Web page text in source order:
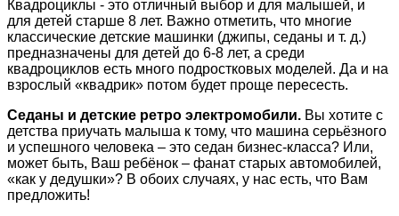
Квадроциклы - это отличный выбор и для малышей, и
для детей старше 8 лет. Важно отметить, что многие
классические детские машинки (джипы, седаны и т. д.)
предназначены для детей до 6-8 лет, а среди
квадроциклов есть много подростковых моделей. Да и на
взрослый «квадрик» потом будет проще пересесть.
Седаны и детские ретро электромобили. Вы хотите с
детства приучать малыша к тому, что машина серьёзного
и успешного человека – это седан бизнес-класса? Или,
может быть, Ваш ребёнок – фанат старых автомобилей,
«как у дедушки»? В обоих случаях, у нас есть, что Вам
предложить!